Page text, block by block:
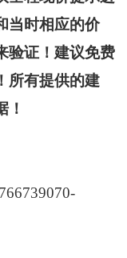
当时相应的价
验证！建议免费
所有提供的建
！